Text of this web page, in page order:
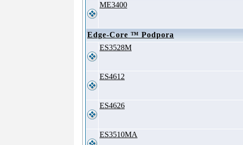
ME3400
Edge-Core ™ Podpora
ES3528M
ES4612
ES4626
ES3510MA